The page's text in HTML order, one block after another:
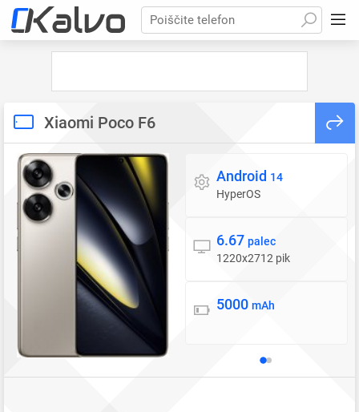
Poiščite telefon
Xiaomi Poco F6
Operacijski sistem
Android 14
HyperOS
Zaslon
6.67 palec
1220x2712 pik
Baterija
5000 mAh